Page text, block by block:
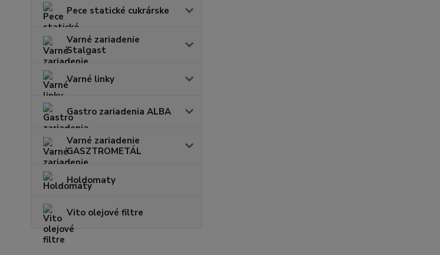
Pece statické cukrárske
Varné zariadenie
Stalgast
Varné linky
Gastro zariadenia ALBA
Varné zariadenie
GASZTROMETÁL
Holdomaty
Vito olejové filtre